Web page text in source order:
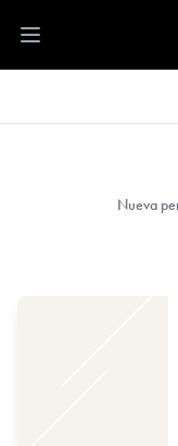
Open main menu
Nueva